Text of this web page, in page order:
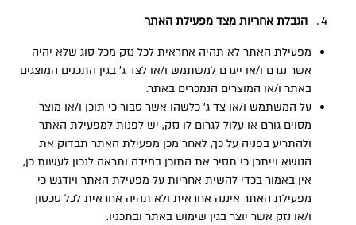
הגבלת אחריות מצד מפעילת האתר
מפעילת האתר לא תהיה אחראית לכל נזק מכל סוג שלא יהיה
אשר נגרם ו/או ייגרם למשתמש ו/או לצד ג’ בגין התכנים המוצגים
באתר ו/או המוצרים הנמכרים באתר.
על המשתמש ו/או צד ג’ כלשהו אשר סבור כי תוכן ו/או מוצר
מסוים גורם או עלול לגרום לו נזק, יש לפנות למפעילת האתר
ולהתריע בפניה על כך, לאחר מכן מפעילת האתר תבדוק את
הנושא וייתכן כי תסיר את התוכן במידה ותראה לנכון לעשות כן,
אין באמור בכדי להשית אחריות על מפעילת האתר ויודגש כי
מפעילת האתר איננה אחראית ולא תהיה אחראית לכל סכסוך
ו/או נזק אשר יוצר בגין שימוש באתר ובתכניו.